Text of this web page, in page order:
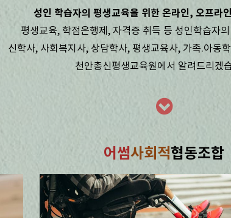
성인 학습자의 평생교육을 위한 온라인, 오프라
평생교육, 학점은행제, 자격증 취득 등 성인학습자
신학사, 사회복지사, 상담학사, 평생교육사, 가족.아동
천안총신평생교육원에서 알려드리겠
어썸사회적협동조합